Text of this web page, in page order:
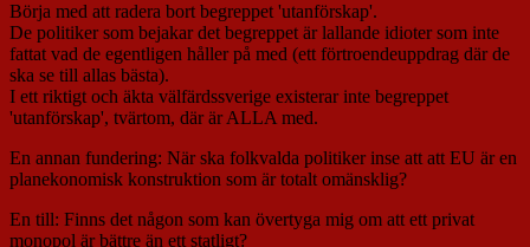
Börja med att radera bort begreppet 'utanförskap'.
De politiker som bejakar det begreppet är lallande idioter som inte
fattat vad de egentligen håller på med (ett förtroendeuppdrag där de
ska se till allas bästa).
I ett riktigt och äkta välfärdssverige existerar inte begreppet
'utanförskap', tvärtom, där är ALLA med.
En annan fundering: När ska folkvalda politiker inse att att EU är en
planekonomisk konstruktion som är totalt omänsklig?
En till: Finns det någon som kan övertyga mig om att ett privat
monopol är bättre än ett statligt?